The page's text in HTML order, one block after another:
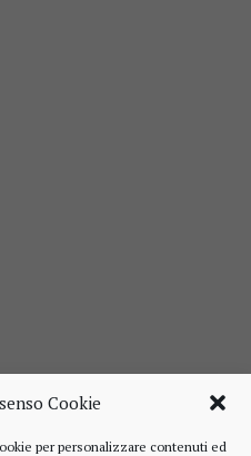
Cookie
per personalizzare contenuti ed